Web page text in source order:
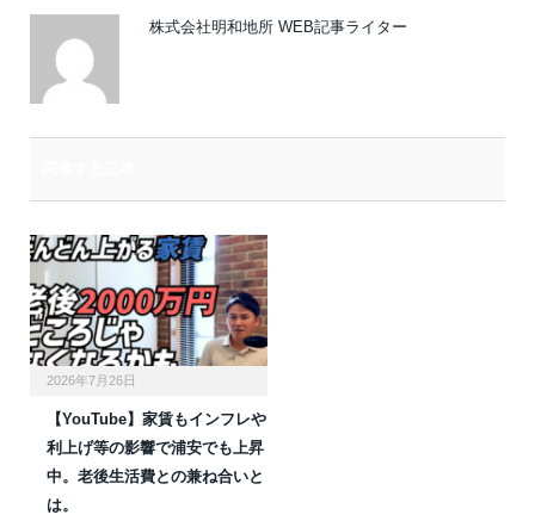
株式会社明和地所 WEB記事ライター
2026年7月26日
【YouTube】家賃もインフレや
利上げ等の影響で浦安でも上昇
中。老後生活費との兼ね合いと
は。